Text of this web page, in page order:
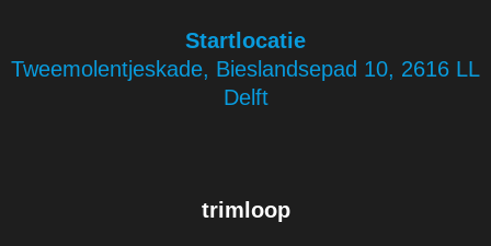
Startlocatie
Tweemolentjeskade, Bieslandsepad 10, 2616 LL
Delft
trimloop